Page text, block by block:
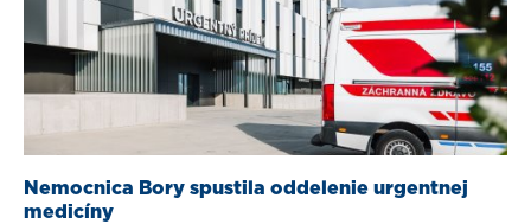
Nemocnica Bory spustila oddelenie urgentnej
medicíny